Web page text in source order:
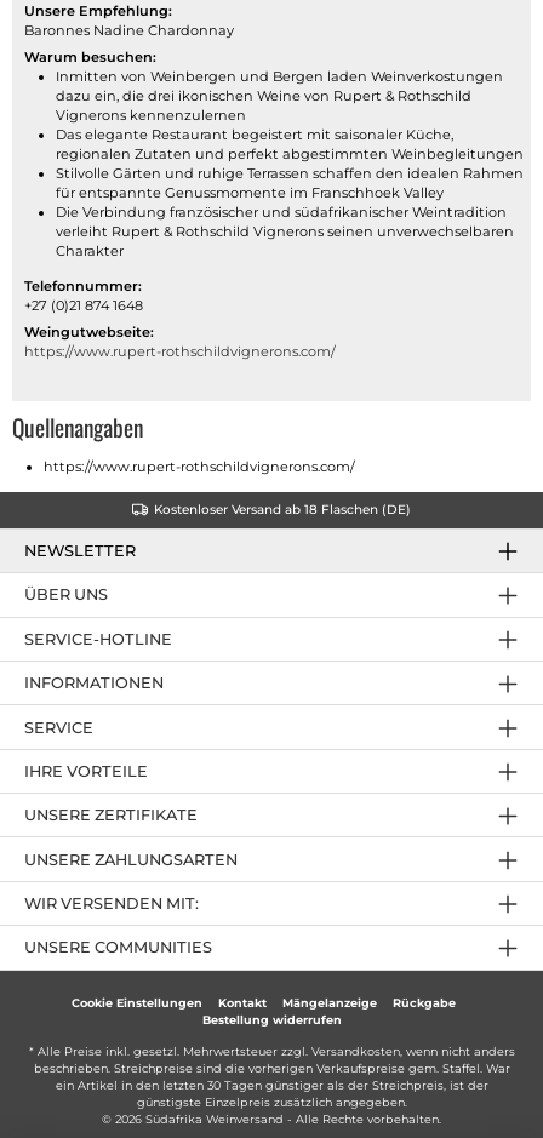
Unsere Empfehlung:
Baronnes Nadine Chardonnay
Warum besuchen:
Inmitten von Weinbergen und Bergen laden Weinverkostungen
dazu ein, die drei ikonischen Weine von Rupert & Rothschild
Vignerons kennenzulernen
Das elegante Restaurant begeistert mit saisonaler Küche,
regionalen Zutaten und perfekt abgestimmten Weinbegleitungen
Stilvolle Gärten und ruhige Terrassen schaffen den idealen Rahmen
für entspannte Genussmomente im Franschhoek Valley
Die Verbindung französischer und südafrikanischer Weintradition
verleiht Rupert & Rothschild Vignerons seinen unverwechselbaren
Charakter
Telefonnummer:
+27 (0)21 874 1648
Weingutwebseite:
https://www.rupert-rothschildvignerons.com/
Quellenangaben
https://www.rupert-rothschildvignerons.com/
Kostenloser Versand ab 18 Flaschen (DE)
NEWSLETTER
SERVICE-HOTLINE
IHRE VORTEILE
UNSERE ZAHLUNGSARTEN
ÜBER UNS
UNSERE ZERTIFIKATE
INFORMATIONEN
SERVICE
UNSERE COMMUNITIES
WIR VERSENDEN MIT:
Cookie Einstellungen Kontakt Mängelanzeige
Rückgabe
Bestellung widerrufen
* Alle Preise inkl. gesetzl. Mehrwertsteuer zzgl. Versandkosten, wenn nicht anders
beschrieben. Streichpreise sind die vorherigen Verkaufspreise gem. Staffel. War
ein Artikel in den letzten 30 Tagen günstiger als der Streichpreis, ist der
günstigste Einzelpreis zusätzlich angegeben.
© 2026 Südafrika Weinversand - Alle Rechte vorbehalten.